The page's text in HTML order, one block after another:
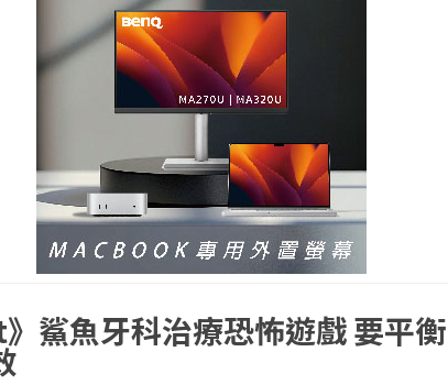
鯊魚牙科治療恐怖遊戲 要平衡